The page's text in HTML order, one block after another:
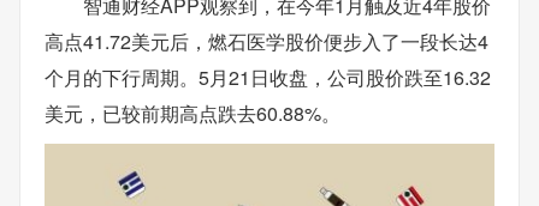
高点41.72美元后，燃石医学股价便步入了一段长达4
个月的下行周期。5月21日收盘，公司股价跌至16.32
美元，已较前期高点跌去60.88%。